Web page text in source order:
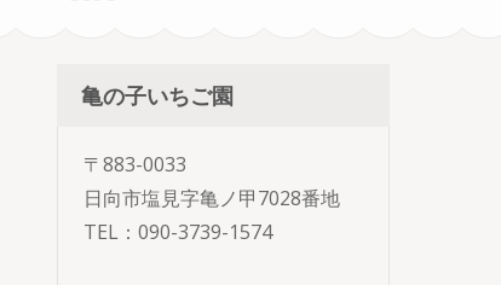
亀の子いちご園
〒883-0033
日向市塩見字亀ノ甲7028番地
TEL：090-3739-1574